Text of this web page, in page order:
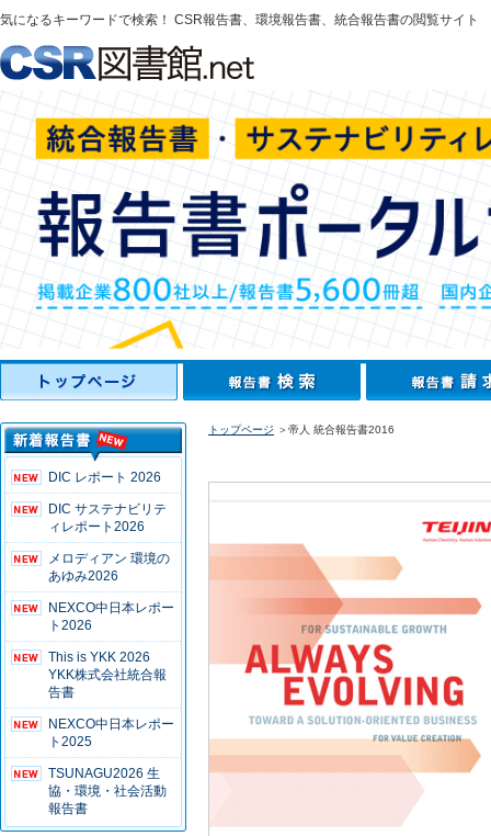
気になるキーワードで検索！ CSR報告書、環境報告書、統合報告書の閲覧サイト
DIC レポート 2026
DIC サステナビリテ
ィレポート2026
メロディアン 環境の
あゆみ2026
NEXCO中日本レポー
ト2026
This is YKK 2026
YKK株式会社統合報
告書
NEXCO中日本レポー
ト2025
TSUNAGU2026 生
協・環境・社会活動
報告書
トップページ ＞帝人 統合報告書2016